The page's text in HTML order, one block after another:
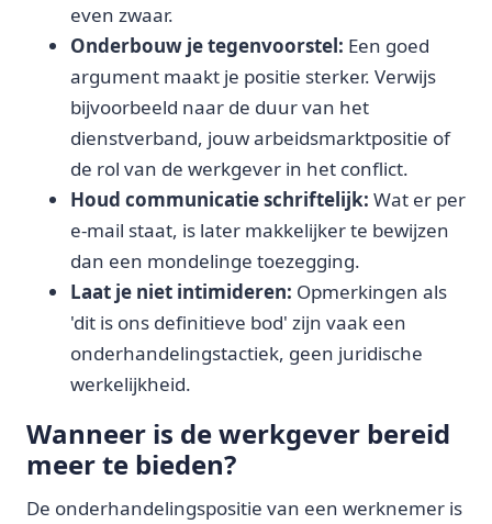
even zwaar.
Onderbouw je tegenvoorstel: Een goed
argument maakt je positie sterker. Verwijs
bijvoorbeeld naar de duur van het
dienstverband, jouw arbeidsmarktpositie of
de rol van de werkgever in het conflict.
Houd communicatie schriftelijk: Wat er per
e-mail staat, is later makkelijker te bewijzen
dan een mondelinge toezegging.
Laat je niet intimideren: Opmerkingen als
'dit is ons definitieve bod' zijn vaak een
onderhandelingstactiek, geen juridische
werkelijkheid.
Wanneer is de werkgever bereid
meer te bieden?
De onderhandelingspositie van een werknemer is